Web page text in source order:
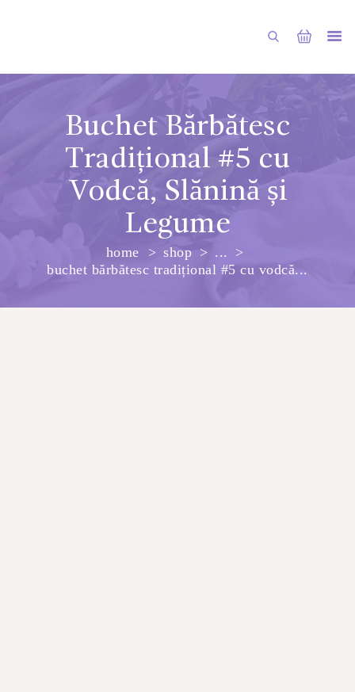
Buchet Bărbătesc
Tradițional #5 cu
Vodcă, Slănină și
Legume
home shop
...
buchet bărbătesc tradițional #5 cu vodcă...
PRINCIPALA
DESPRE NOI
SERVICII
ARTICOLE
CONTACTE